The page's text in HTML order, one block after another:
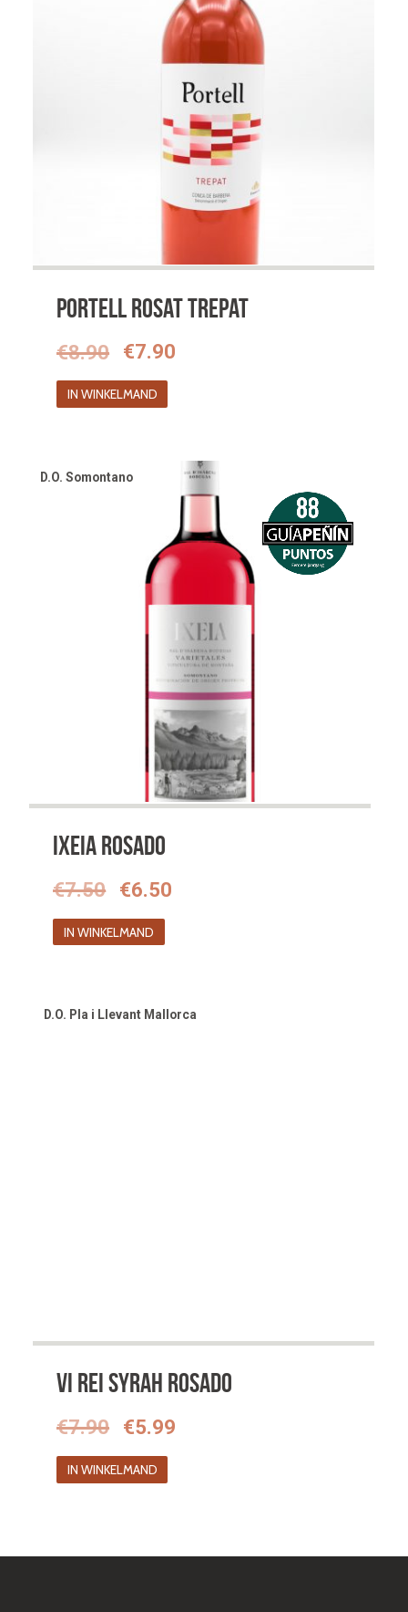
Portell Rosat Trepat
€8.90
Oorspronkelijke
prijs
was:
€7.90
IN WINKELMAND
D.O. Somontano
Ixeia Rosado
€7.50
Oorspronkelijke
prijs
was:
€6.50
IN WINKELMAND
D.O. Pla i Llevant Mallorca
Vi Rei Syrah Rosado
€7.90
Oorspronkelijke
prijs
was:
€5.99
IN WINKELMAND